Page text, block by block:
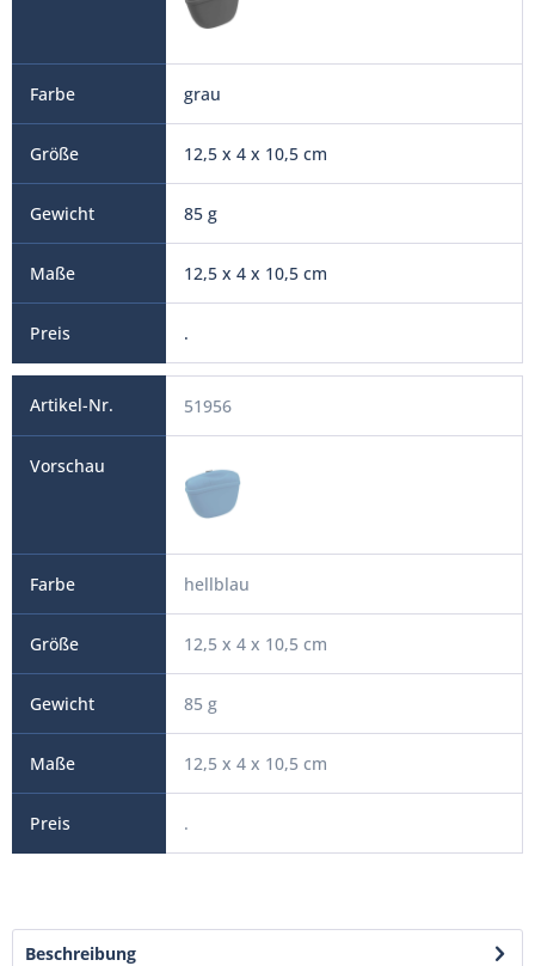
grau
12,5 x 4 x 10,5 cm
85 g
12,5 x 4 x 10,5 cm
.
51956
hellblau
12,5 x 4 x 10,5 cm
85 g
12,5 x 4 x 10,5 cm
.
Beschreibung